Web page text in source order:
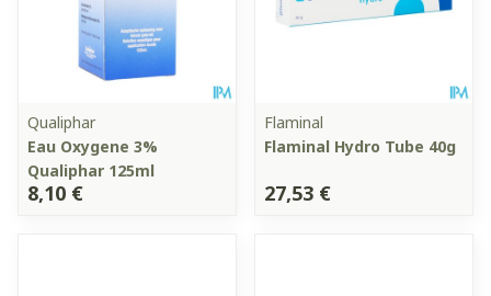
Qualiphar
Eau Oxygene 3%
Qualiphar 125ml
8,10 €
Flaminal
Flaminal Hydro Tube 40g
27,53 €